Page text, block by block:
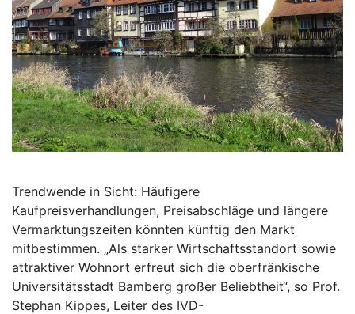
Trendwende in Sicht: Häufigere
Kaufpreisverhandlungen, Preisabschläge und längere
Vermarktungszeiten könnten künftig den Markt
mitbestimmen. „Als starker Wirtschaftsstandort sowie
attraktiver Wohnort erfreut sich die oberfränkische
Universitätsstadt Bamberg großer Beliebtheit“, so Prof.
Stephan Kippes, Leiter des IVD-